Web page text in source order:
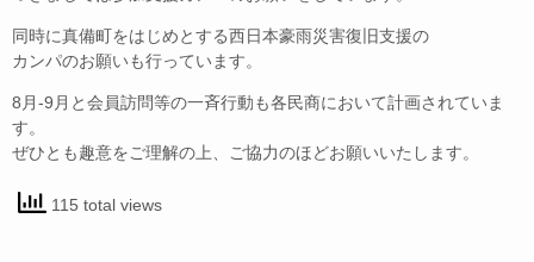
同時に真備町をはじめとする西日本豪雨災害復旧支援の
カンパのお願いも行っています。
8月-9月と会員訪問等の一斉行動も各民商において計画されていま
す。
ぜひとも趣意をご理解の上、ご協力のほどお願いいたします。
115 total views